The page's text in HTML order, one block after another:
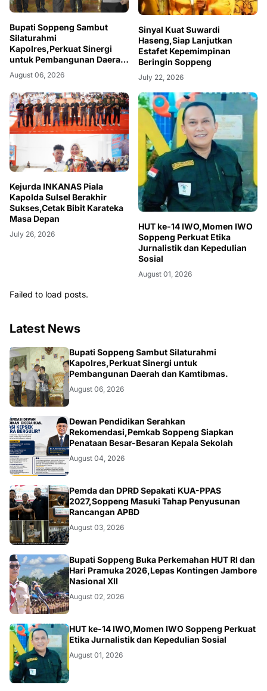
Bupati Soppeng Sambut
Silaturahmi
Kapolres,Perkuat Sinergi
untuk Pembangunan Daerah
dan Kamtibmas.
August 06, 2026
Sinyal Kuat Suwardi
Haseng,Siap Lanjutkan
Estafet Kepemimpinan
Beringin Soppeng
July 22, 2026
Kejurda INKANAS Piala
Kapolda Sulsel Berakhir
Sukses,Cetak Bibit Karateka
Masa Depan
July 26, 2026
HUT ke-14 IWO,Momen IWO
Soppeng Perkuat Etika
Jurnalistik dan Kepedulian
Sosial
August 01, 2026
Failed to load posts.
Latest News
NEWS
Bupati Soppeng Sambut Silaturahmi
Kapolres,Perkuat Sinergi untuk
Pembangunan Daerah dan Kamtibmas.
August 06, 2026
NEWS
Dewan Pendidikan Serahkan
Rekomendasi,Pemkab Soppeng Siapkan
Penataan Besar-Besaran Kepala Sekolah
August 04, 2026
NEWS
Pemda dan DPRD Sepakati KUA-PPAS
2027,Soppeng Masuki Tahap Penyusunan
Rancangan APBD
August 03, 2026
NEWS
Bupati Soppeng Buka Perkemahan HUT RI dan
Hari Pramuka 2026,Lepas Kontingen Jambore
Nasional XII
August 02, 2026
NEWS
HUT ke-14 IWO,Momen IWO Soppeng Perkuat
Etika Jurnalistik dan Kepedulian Sosial
August 01, 2026